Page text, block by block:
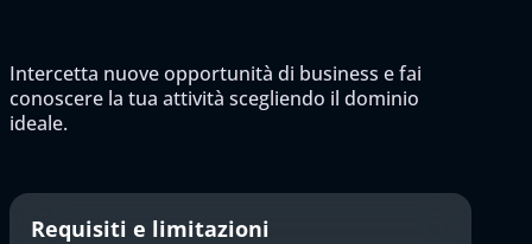
Intercetta nuove opportunità di business e fai
conoscere la tua attività scegliendo il dominio
ideale.
Requisiti e limitazioni